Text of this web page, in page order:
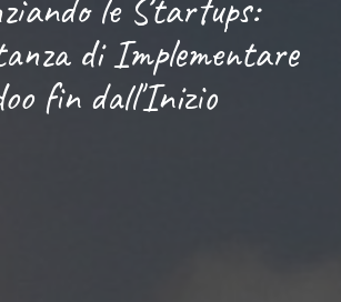
le Startups:
di Implementare
fin dall'Inizio